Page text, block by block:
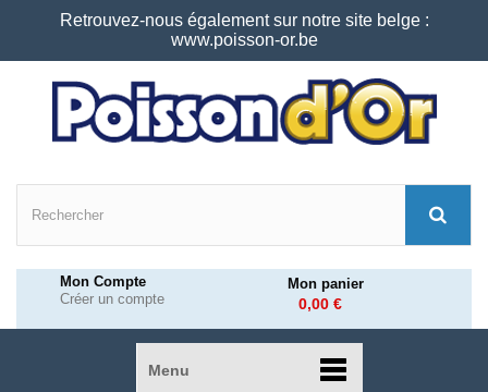
Retrouvez-nous également sur notre site belge :
www.poisson-or.be
Mon Compte
Créer un compte
Mon panier
0,00 €
Menu